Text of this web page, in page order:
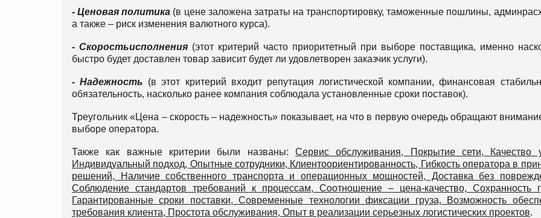
- Ценовая политика (в цене заложена затраты на транспортировку, таможенные пошлины,
а также – риск изменения валютного курса).
- Скоростьисполнения(этот критерий часто приоритетный при выборе поставщика, именно
быстро будет доставлен товар зависит будет ли удовлетворен заказчик услуги).
- Надежность (в этот критерий входит репутация логистической компании, финансовая
обязательность, насколько ранее компания соблюдала установленные сроки поставок).
Треугольник «Цена – скорость – надежность» показывает, на что в первую очередь обращают
выборе оператора.
Также как важные критерии были названы: Сервис обслуживания, Покрытие сети, Качество
Индивидуальный подход, Опытные сотрудники, Клиентоориентированность, Гибкость оператора в
решений, Наличие собственного транспорта и операционных мощностей, Доставка без
Соблюдение стандартов требований к процессам, Соотношение – цена-качество, Сохранность
Гарантированные сроки поставки, Современные технологии фиксации груза, Возможность
требования клиента, Простота обслуживания, Опыт в реализации серьезных логистических проектов.